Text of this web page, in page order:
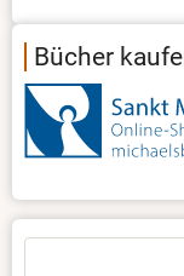
Bücher